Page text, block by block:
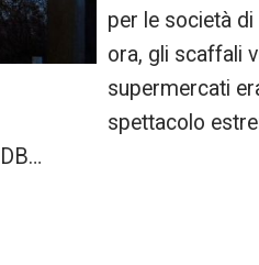
per le società
ora, gli scaffali
supermercati
spettacolo